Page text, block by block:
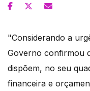
"Considerando a
Governo confirmou
dispõem, no seu
financeira e